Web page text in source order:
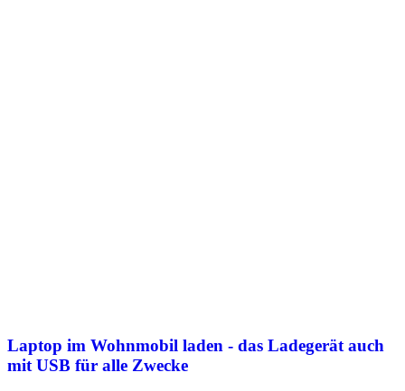
Laptop im Wohnmobil laden - das Ladegerät auch
mit USB für alle Zwecke